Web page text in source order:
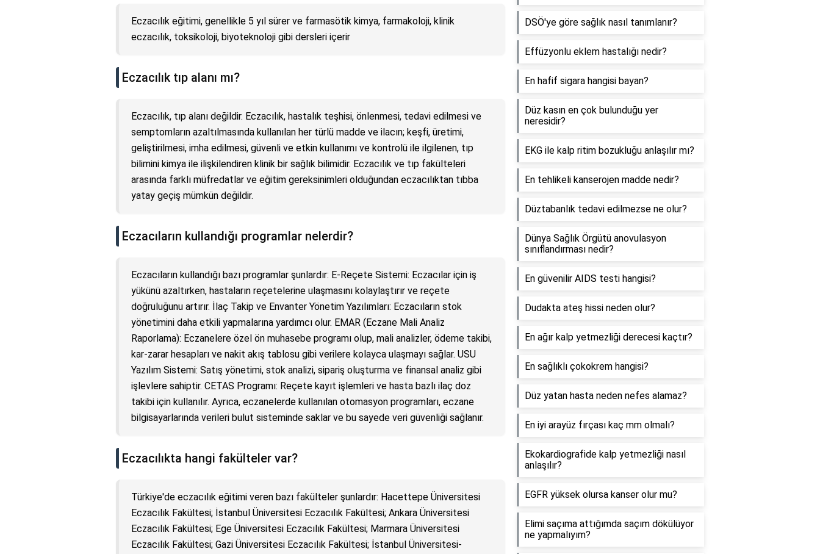
Eczacılık eğitimi, genellikle 5 yıl sürer ve farmasötik kimya, farmakoloji, klinik
eczacılık, toksikoloji, biyoteknoloji gibi dersleri içerir
Eczacılık tıp alanı mı?
Eczacılık, tıp alanı değildir. Eczacılık, hastalık teşhisi, önlenmesi, tedavi edilmesi ve
semptomların azaltılmasında kullanılan her türlü madde ve ilacın; keşfi, üretimi,
geliştirilmesi, imha edilmesi, güvenli ve etkin kullanımı ve kontrolü ile ilgilenen, tıp
bilimini kimya ile ilişkilendiren klinik bir sağlık bilimidir. Eczacılık ve tıp fakülteleri
arasında farklı müfredatlar ve eğitim gereksinimleri olduğundan eczacılıktan tıbba
yatay geçiş mümkün değildir.
Eczacıların kullandığı programlar nelerdir?
Eczacıların kullandığı bazı programlar şunlardır: E-Reçete Sistemi: Eczacılar için iş
yükünü azaltırken, hastaların reçetelerine ulaşmasını kolaylaştırır ve reçete
doğruluğunu artırır. İlaç Takip ve Envanter Yönetim Yazılımları: Eczacıların stok
yönetimini daha etkili yapmalarına yardımcı olur. EMAR (Eczane Mali Analiz
Raporlama): Eczanelere özel ön muhasebe programı olup, mali analizler, ödeme takibi,
kar-zarar hesapları ve nakit akış tablosu gibi verilere kolayca ulaşmayı sağlar. USU
Yazılım Sistemi: Satış yönetimi, stok analizi, sipariş oluşturma ve finansal analiz gibi
işlevlere sahiptir. CETAS Programı: Reçete kayıt işlemleri ve hasta bazlı ilaç doz
takibi için kullanılır. Ayrıca, eczanelerde kullanılan otomasyon programları, eczane
bilgisayarlarında verileri bulut sisteminde saklar ve bu sayede veri güvenliği sağlanır.
Eczacılıkta hangi fakülteler var?
Türkiye'de eczacılık eğitimi veren bazı fakülteler şunlardır: Hacettepe Üniversitesi
Eczacılık Fakültesi; İstanbul Üniversitesi Eczacılık Fakültesi; Ankara Üniversitesi
Eczacılık Fakültesi; Ege Üniversitesi Eczacılık Fakültesi; Marmara Üniversitesi
Eczacılık Fakültesi; Gazi Üniversitesi Eczacılık Fakültesi; İstanbul Üniversitesi-
DSÖ'ye göre sağlık nasıl tanımlanır?
Effüzyonlu eklem hastalığı nedir?
En hafif sigara hangisi bayan?
Düz kasın en çok bulunduğu yer
neresidir?
EKG ile kalp ritim bozukluğu anlaşılır mı?
En tehlikeli kanserojen madde nedir?
Düztabanlık tedavi edilmezse ne olur?
Dünya Sağlık Örgütü anovulasyon
sınıflandırması nedir?
En güvenilir AIDS testi hangisi?
Dudakta ateş hissi neden olur?
En ağır kalp yetmezliği derecesi kaçtır?
En sağlıklı çokokrem hangisi?
Düz yatan hasta neden nefes alamaz?
En iyi arayüz fırçası kaç mm olmalı?
Ekokardiografide kalp yetmezliği nasıl
anlaşılır?
EGFR yüksek olursa kanser olur mu?
Elimi saçıma attığımda saçım dökülüyor
ne yapmalıyım?